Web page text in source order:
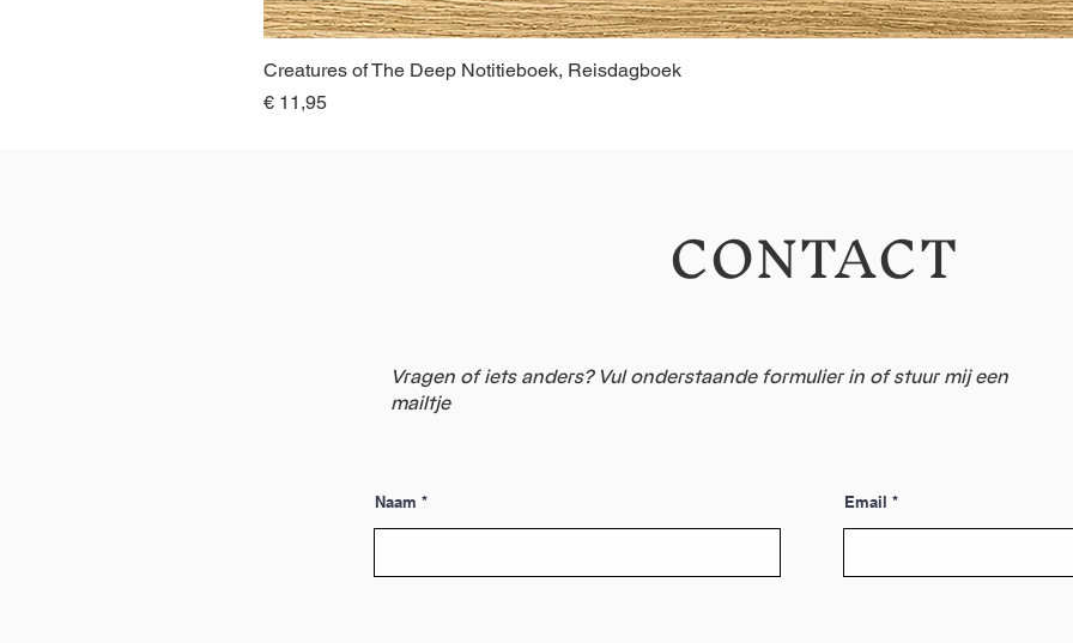
Creatures of The Deep Notitieboek, Reisdagboek
Prijs
€ 11,95
CONTACT
Vragen of iets anders? Vul onderstaande formulier in of stuur mij een
mailtje
Naam Email